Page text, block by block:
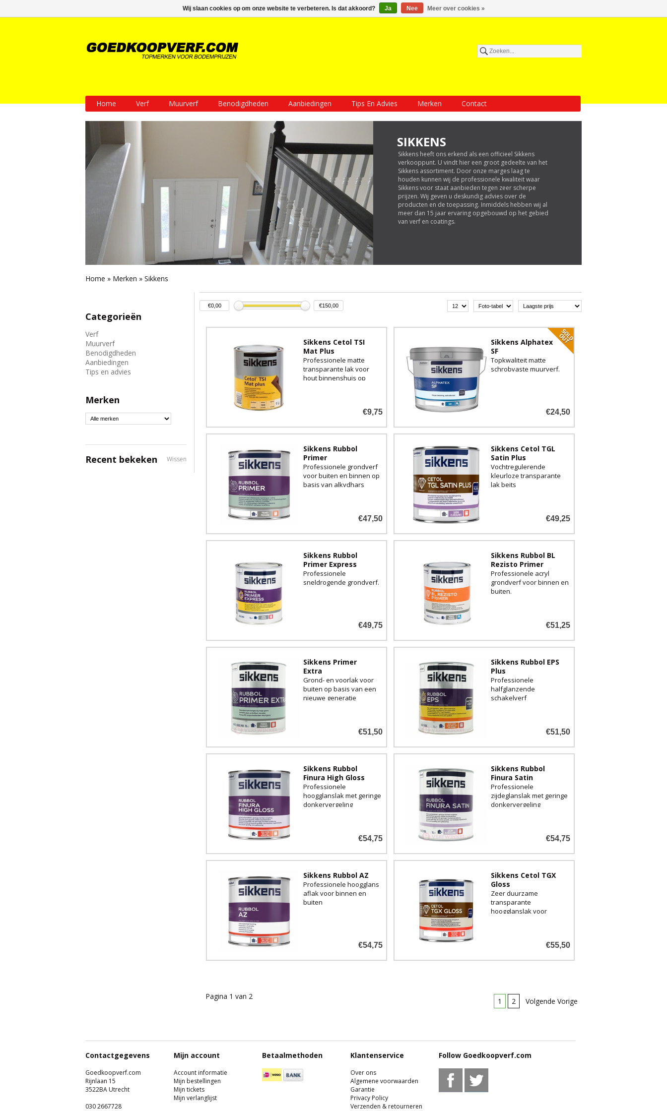
Inloggen Een account aanmaken Mijn winkelwagen €0,00
Home Verf Muurverf Benodigdheden Aanbiedingen Tips En Advies Merken Contact
SIKKENS
Sikkens heeft ons erkend als een officieel Sikkens
verkooppunt. U vindt hier een groot gedeelte van het
Sikkens assortiment. Door onze marges laag te
houden kunnen wij de professionele kwaliteit waar
Sikkens voor staat aanbieden tegen zeer scherpe
prijzen. Wij geven u deskundig advies over de
producten en de toepassing. Inmiddels hebben wij al
meer dan 15 jaar ervaring opgebouwd op het gebied
van verf en coatings.
Home » Merken » Sikkens
Categorieën
Verf
Muurverf
Benodigdheden
Aanbiedingen
Tips en advies
Merken
Recent bekeken Wissen
Sikkens Cetol TSI
Mat Plus
Professionele matte
transparante lak voor
hout binnenshuis op
€9,75
Sikkens Alphatex
SF
Topkwaliteit matte
schrobvaste muurverf.
€24,50
Sikkens Rubbol
Primer
Professionele grondverf
voor buiten en binnen op
basis van alkydhars
€47,50
Sikkens Cetol TGL
Satin Plus
Vochtregulerende
kleurloze transparante
lak beits
€49,25
Sikkens Rubbol
Primer Express
Professionele
sneldrogende grondverf.
€49,75
Sikkens Rubbol BL
Rezisto Primer
Professionele acryl
grondverf voor binnen en
buiten.
€51,25
Sikkens Primer
Extra
Grond- en voorlak voor
buiten op basis van een
nieuwe generatie
€51,50
Sikkens Rubbol EPS
Plus
Professionele
halfglanzende
schakelverf
€51,50
Sikkens Rubbol
Finura High Gloss
Professionele
hoogglanslak met geringe
donkervergeling
€54,75
Sikkens Rubbol
Finura Satin
Professionele
zijdeglanslak met geringe
donkervergeling
€54,75
Sikkens Rubbol AZ
Professionele hoogglans
aflak voor binnen en
buiten
€54,75
Sikkens Cetol TGX
Gloss
Zeer duurzame
transparante
hoogglanslak voor
€55,50
Pagina 1 van 2
1 2 Volgende Vorige
Contactgegevens
Goedkoopverf.com
Rijnlaan 15
3522BA Utrecht
030 2667728
Mijn account
Account informatie
Mijn bestellingen
Mijn tickets
Mijn verlanglijst
Betaalmethoden Klantenservice
Over ons
Algemene voorwaarden
Garantie
Privacy Policy
Verzenden & retourneren
Follow Goedkoopverf.com
Wij slaan cookies op om onze website te verbeteren. Is dat akkoord? Ja Nee Meer over cookies »